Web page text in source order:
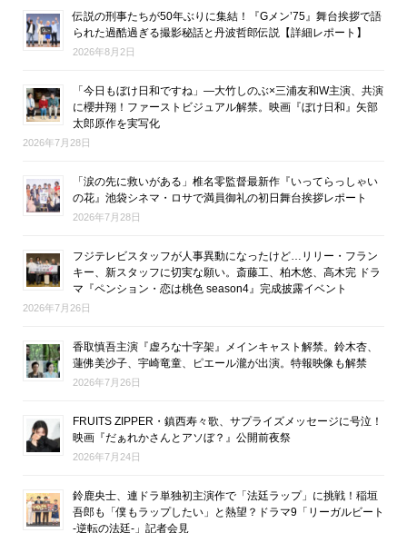
伝説の刑事たちが50年ぶりに集結！『Gメン’75』舞台挨拶で語
られた過酷過ぎる撮影秘話と丹波哲郎伝説【詳細レポート】
2026年8月2日
「今日もぼけ日和ですね」―大竹しのぶ×三浦友和W主演、共演
に櫻井翔！ファーストビジュアル解禁。映画『ぼけ日和』矢部
太郎原作を実写化
2026年7月28日
「涙の先に救いがある」椎名零監督最新作『いってらっしゃい
の花』池袋シネマ・ロサで満員御礼の初日舞台挨拶レポート
2026年7月28日
フジテレビスタッフが人事異動になったけど…リリー・フラン
キー、新スタッフに切実な願い。斎藤工、柏木悠、高木完 ドラ
マ『ペンション・恋は桃色 season4』完成披露イベント
2026年7月26日
香取慎吾主演『虚ろな十字架』メインキャスト解禁。鈴木杏、
蓮佛美沙子、宇崎竜童、ピエール瀧が出演。特報映像も解禁
2026年7月26日
FRUITS ZIPPER・鎮西寿々歌、サプライズメッセージに号泣！
映画『だぁれかさんとアソぼ？』公開前夜祭
2026年7月24日
鈴鹿央士、連ドラ単独初主演作で「法廷ラップ」に挑戦！稲垣
吾郎も「僕もラップしたい」と熱望？ドラマ9「リーガルビート
-逆転の法廷-」記者会見